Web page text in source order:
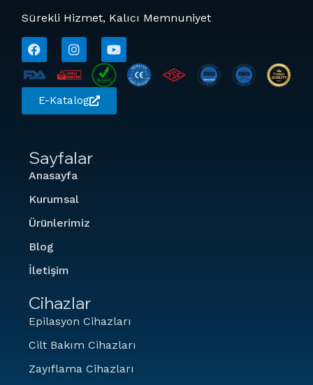
Sürekli Hizmet, Kalıcı Memnuniyet
E-Katalog
Sayfalar
Anasayfa
Kurumsal
Ürünlerimiz
Blog
İletişim
Cihazlar
Epilasyon Cihazları
Cilt Bakım Cihazları
Zayıflama Cihazları